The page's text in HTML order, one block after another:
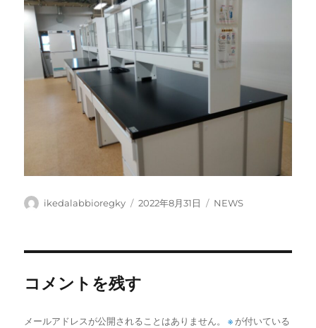
投
ikedalabbioregky
投
2022年8月31日
カ
NEWS
コメントを残す
メールアドレスが公開されることはありません。 ※ が付いている